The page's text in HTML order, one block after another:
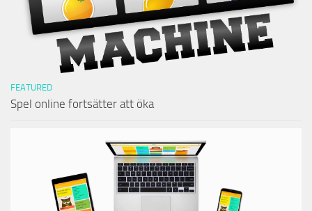
FEATURED
Spel online fortsätter att öka